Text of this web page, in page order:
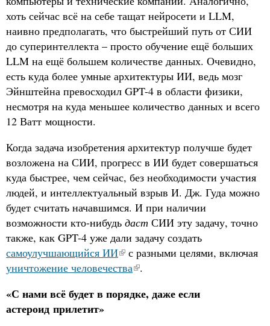
хоть сейчас всё на себе тащат нейросети и LLM,
наивно предполагать, что быстрейший путь от СИИ
до суперинтеллекта – просто обучение ещё больших
LLM на ещё большем количестве данных. Очевидно,
есть куда более умные архитектуры ИИ, ведь мозг
Эйнштейна превосходил GPT-4 в области физики,
несмотря на куда меньшее количество данных и всего
12 Ватт мощности.
Когда задача изобретения архитектур получше будет
возложена на СИИ, прогресс в ИИ будет совершаться
куда быстрее, чем сейчас, без необходимости участия
людей, и интеллектуальный взрыв И. Дж. Гуда можно
будет считать начавшимся. И при наличии
возможности кто-нибудь даст СИИ эту задачу, точно
также, как GPT-4 уже дали задачу создать
самоулучшающийся ИИ
с разными целями, включая
уничтожение человечества .
«С нами всё будет в порядке, даже если
астероид прилетит»